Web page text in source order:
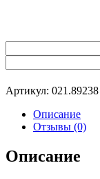
Артикул: 021.89238
Описание
Отзывы (0)
Описание